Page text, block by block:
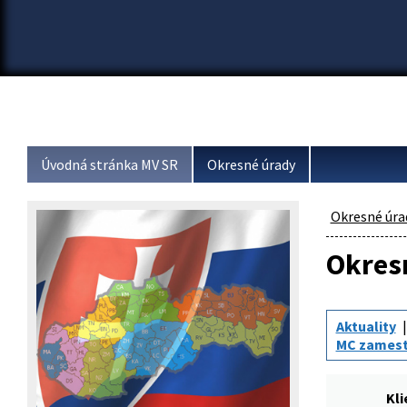
Úvodná stránka MV SR Okresné úrady
Okresné
Aktuality
MC